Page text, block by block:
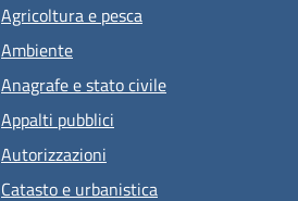
Agricoltura e pesca
Ambiente
Anagrafe e stato civile
Appalti pubblici
Autorizzazioni
Catasto e urbanistica